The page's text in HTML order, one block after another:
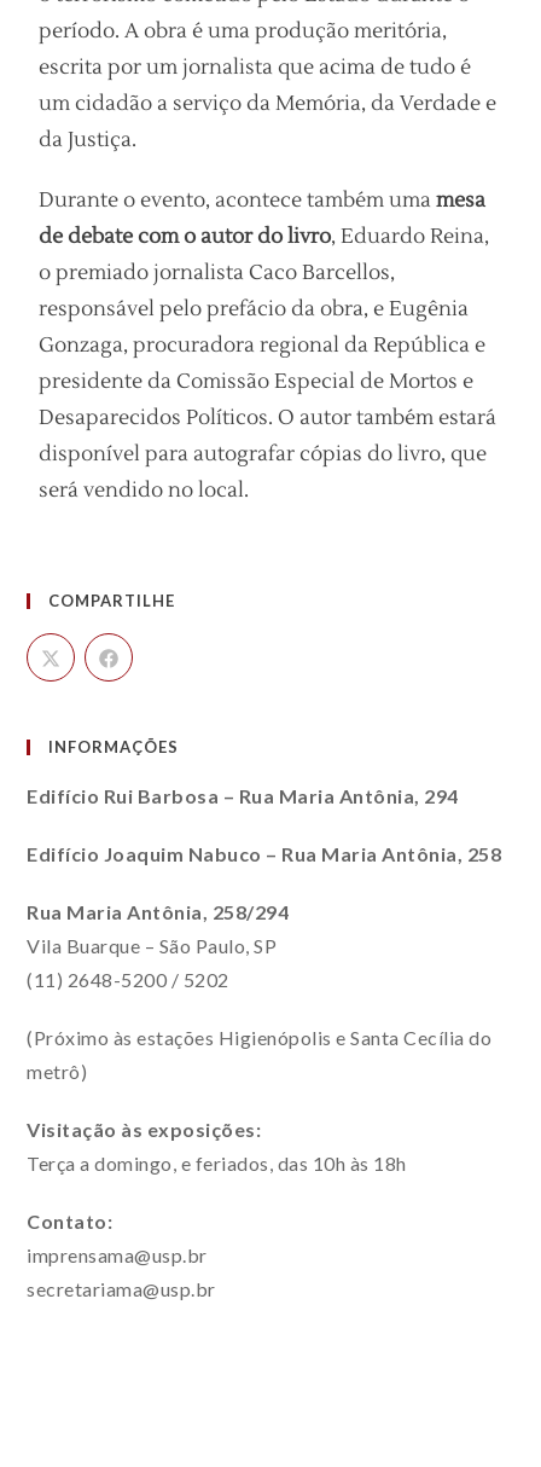
período. A obra é uma produção meritória,
escrita por um jornalista que acima de tudo é
um cidadão a serviço da Memória, da Verdade e
da Justiça.
Durante o evento, acontece também umamesa
de debate com o autor do livro, Eduardo Reina,
o premiado jornalista Caco Barcellos,
responsável pelo prefácio da obra, e Eugênia
Gonzaga, procuradora regional da República e
presidente da Comissão Especial de Mortos e
Desaparecidos Políticos. O autor também estará
disponível para autografar cópias do livro, que
será vendido no local.
COMPARTILHE
INFORMAÇÕES
Edifício Rui Barbosa – Rua Maria Antônia, 294
Edifício Joaquim Nabuco – Rua Maria Antônia, 258
Rua Maria Antônia, 258/294
Vila Buarque – São Paulo, SP
(11) 2648-5200 / 5202
(Próximo às estações Higienópolis e Santa Cecília do
metrô)
Visitação às exposições:
Terça a domingo, e feriados, das 10h às 18h
Contato:
imprensama@usp.br
secretariama@usp.br